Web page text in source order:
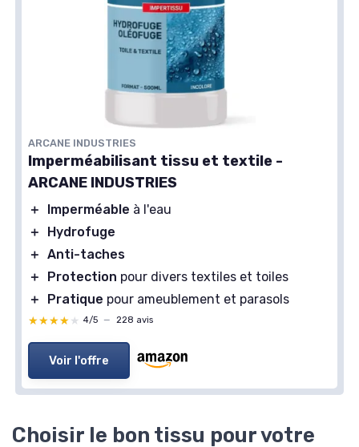
ARCANE INDUSTRIES
Imperméabilisant tissu et textile -
ARCANE INDUSTRIES
＋ Imperméable à l'eau
＋
Hydrofuge
＋ Anti-taches
＋
Protection pour divers textiles et toiles
＋
Pratique pour ameublement et parasols
★★★★★
★★★★★ 4/5 — 228 avis
Voir l'offre
Choisir le bon tissu pour votre